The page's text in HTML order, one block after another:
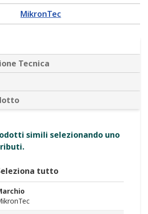
MikronTec
Tecnica
simili selezionando uno
tutto